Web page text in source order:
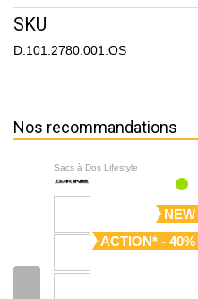
SKU
D.101.2780.001.OS
Nos recommandations
Sacs à Dos Lifestyle
NEW
ACTION* - 40%